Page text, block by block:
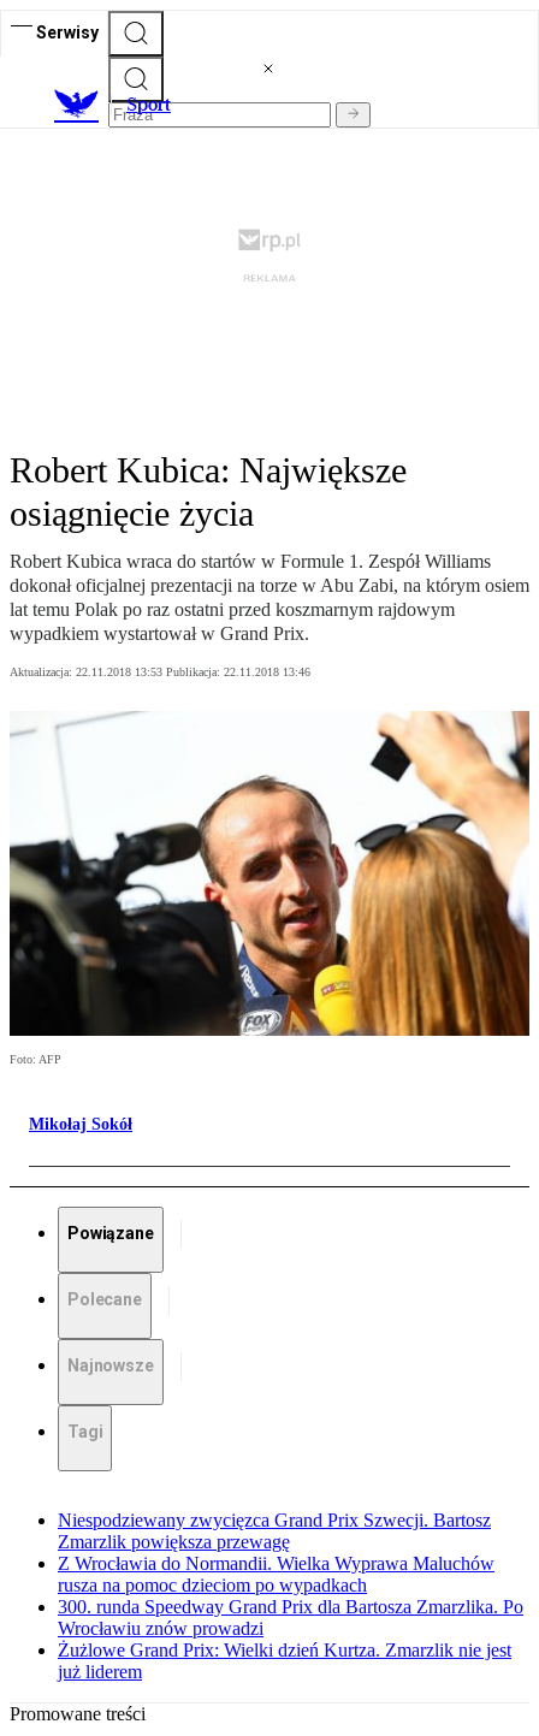
Serwisy
Sport
Robert Kubica: Największe
osiągnięcie życia
Robert Kubica wraca do startów w Formule 1. Zespół Williams
dokonał oficjalnej prezentacji na torze w Abu Zabi, na którym osiem
lat temu Polak po raz ostatni przed koszmarnym rajdowym
wypadkiem wystartował w Grand Prix.
Aktualizacja: 22.11.2018 13:53 Publikacja: 22.11.2018 13:46
Foto: AFP
Mikołaj Sokół
Powiązane
Polecane
Najnowsze
Tagi
Niespodziewany zwycięzca Grand Prix Szwecji. Bartosz
Zmarzlik powiększa przewagę
Z Wrocławia do Normandii. Wielka Wyprawa Maluchów
rusza na pomoc dzieciom po wypadkach
300. runda Speedway Grand Prix dla Bartosza Zmarzlika. Po
Wrocławiu znów prowadzi
Żużlowe Grand Prix: Wielki dzień Kurtza. Zmarzlik nie jest
już liderem
Promowane treści